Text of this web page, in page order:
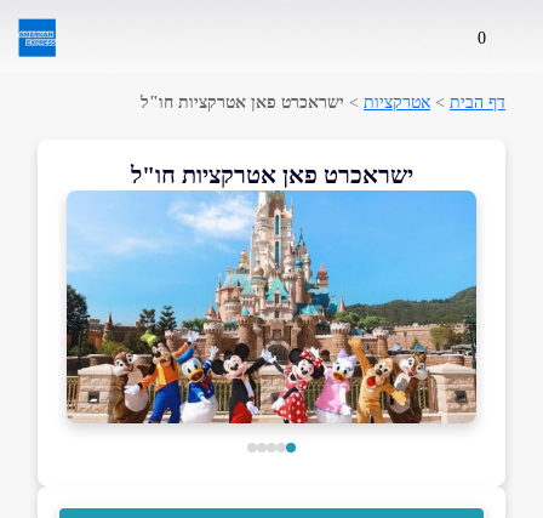
0
דף הבית > אטרקציות > ישראכרט פאן אטרקציות חו"ל
ישראכרט פאן אטרקציות חו"ל